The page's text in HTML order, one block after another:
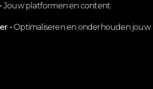
Jouw platformen en content.
-Optimaliseren en onderhouden jouw